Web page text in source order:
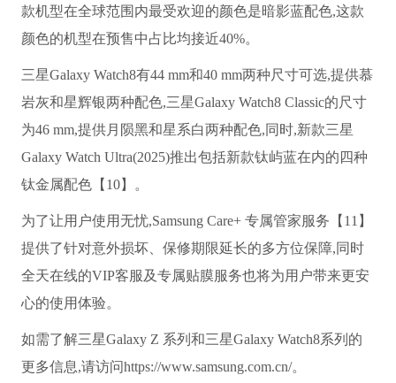
款机型在全球范围内最受欢迎的颜色是暗影蓝配色,这款
颜色的机型在预售中占比均接近40%。
三星Galaxy Watch8有44 mm和40 mm两种尺寸可选,提供慕
岩灰和星辉银两种配色,三星Galaxy Watch8 Classic的尺寸
为46 mm,提供月陨黑和星系白两种配色,同时,新款三星
Galaxy Watch Ultra(2025)推出包括新款钛屿蓝在内的四种
钛金属配色【10】。
为了让用户使用无忧,Samsung Care+ 专属管家服务【11】
提供了针对意外损坏、保修期限延长的多方位保障,同时
全天在线的VIP客服及专属贴膜服务也将为用户带来更安
心的使用体验。
如需了解三星Galaxy Z 系列和三星Galaxy Watch8系列的
更多信息,请访问https://www.samsung.com.cn/。